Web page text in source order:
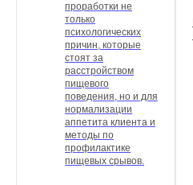
проработки не
только
психологических
причин, которые
стоят за
расстройством
пищевого
поведения, но и для
нормализации
аппетита клиента и
методы по
профилактике
пищевых срывов.